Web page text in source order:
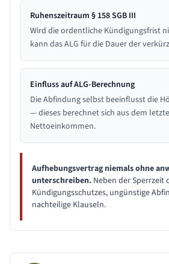
Ruhenszeitraum § 158 SGB III
Wird die ordentliche Kündigungsfrist
kann das ALG für die Dauer der
Einfluss auf ALG-Berechnung
Die Abfindung selbst beeinflusst die
— dieses berechnet sich aus dem
Nettoeinkommen.
Aufhebungsvertrag niemals ohne
unterschreiben. Neben der Sperrzeit
Kündigungsschutzes, ungünstige
nachteilige Klauseln.